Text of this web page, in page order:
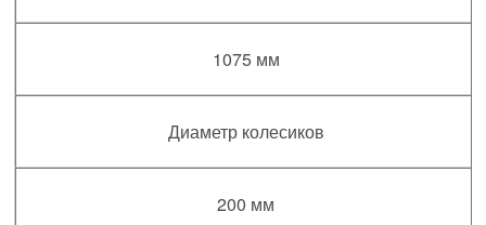
1075 мм
Диаметр колесиков
200 мм